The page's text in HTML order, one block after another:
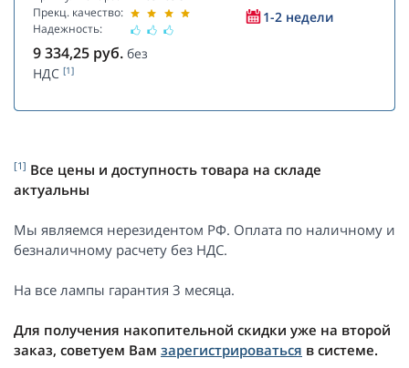
Прекц. качество:
Надежность:
1-2 недели
9 334,25 руб. без
НДС [1]
[1] Все цены и доступность товара на складе
актуальны
Мы являемся нерезидентом РФ. Оплата по наличному и
безналичному расчету без НДС.
На все лампы гарантия 3 месяца.
Для получения накопительной скидки уже на второй
заказ, советуем Вам зарегистрироваться в системе.